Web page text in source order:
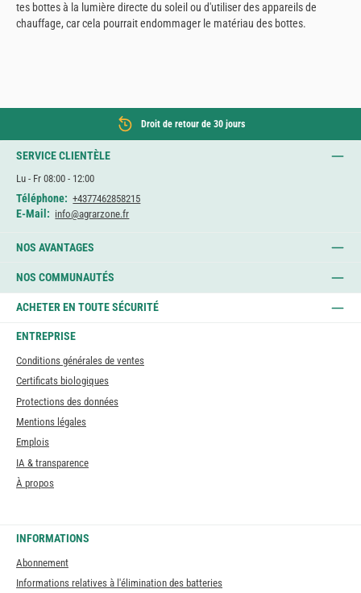
tes bottes à la lumière directe du soleil ou d'utiliser des appareils de
chauffage, car cela pourrait endommager le matériau des bottes.
Droit de retour de 30 jours
SERVICE CLIENTÈLE
Lu - Fr 08:00 - 12:00
Téléphone: +4377462858215
E-Mail: info@agrarzone.fr
NOS AVANTAGES
NOS COMMUNAUTÉS
ACHETER EN TOUTE SÉCURITÉ
ENTREPRISE
Conditions générales de ventes
Certificats biologiques
Protections des données
Mentions légales
Emplois
IA & transparence
À propos
INFORMATIONS
Abonnement
Informations relatives à l'élimination des batteries